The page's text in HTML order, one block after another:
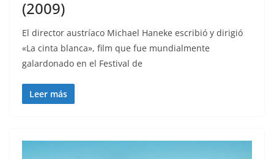
(2009)
El director austríaco Michael Haneke escribió y dirigió
«La cinta blanca», film que fue mundialmente
galardonado en el Festival de
Leer más